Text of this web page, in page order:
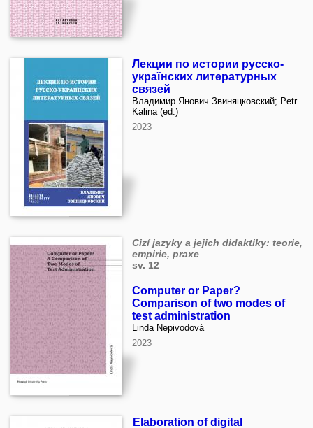
Лекции по истории русско-
українских литературных
связей
Владимир Янович Звиняцковский; Petr
Kalina (ed.)
2023
Cizí jazyky a jejich didaktiky: teorie,
empirie, praxe
sv. 12
Computer or Paper?
Comparison of two modes of
test administration
Linda Nepivodová
2023
Elaboration of digital